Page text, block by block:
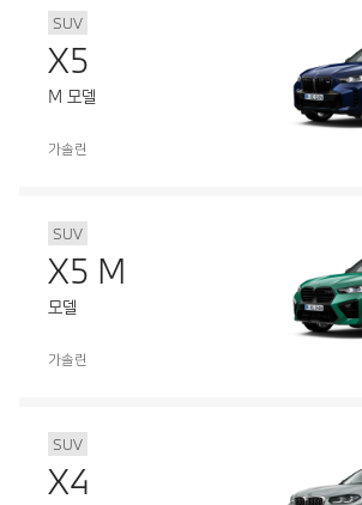
SUV
X5
M 모델
가솔린
SUV
X5 M
모델
가솔린
SUV
X4